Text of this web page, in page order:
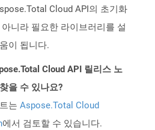
Cloud API의 초기화
니라 필요한 라이브러리를 설
이 됩니다.
Cloud API 릴리스 노
을 수 있나요?
는 Aspose.Total Cloud
에서 검토할 수 있습니다.